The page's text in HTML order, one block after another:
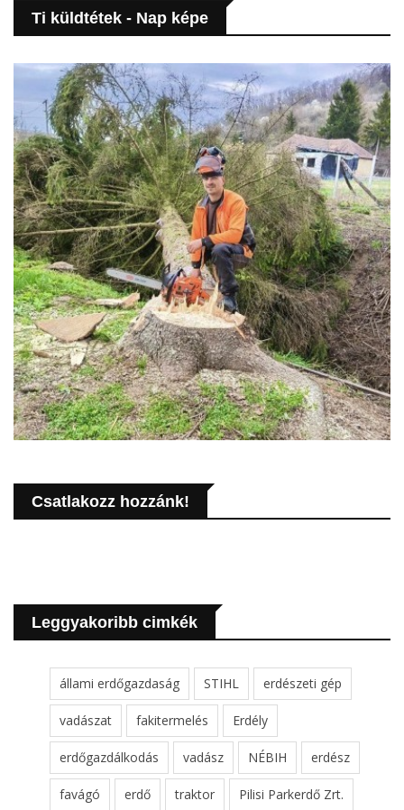
Ti küldtétek - Nap képe
Csatlakozz hozzánk!
Leggyakoribb cimkék
állami erdőgazdaság STIHL erdészeti gép
vadászat fakitermelés Erdély
erdőgazdálkodás vadász NÉBIH erdész
favágó erdő traktor Pilisi Parkerdő Zrt.